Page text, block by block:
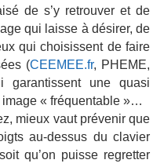
de s’y retrouver et de
qui laisse à désirer, de
qui choisissent de faire
(CEEMEE.fr, PHEME,
garantissent une quasi
« fréquentable »…
mieux vaut prévenir que
au-dessus du clavier
qu’on puisse regretter